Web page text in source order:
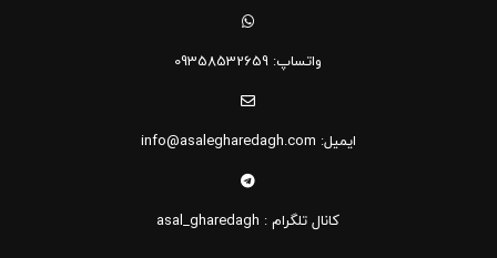
واتساپ: 09358532659
ایمیل: info@asalegharedagh.com
کانال تلگرام : asal_gharedagh